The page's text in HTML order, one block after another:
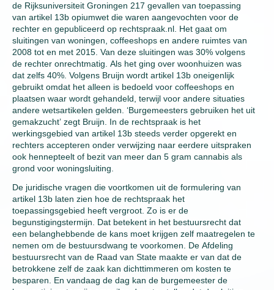
de Rijksuniversiteit Groningen 217 gevallen van toepassing
van artikel 13b opiumwet die waren aangevochten voor de
rechter en gepubliceerd op rechtspraak.nl. Het gaat om
sluitingen van woningen, coffeeshops en andere ruimtes van
2008 tot en met 2015. Van deze sluitingen was 30% volgens
de rechter onrechtmatig. Als het ging over woonhuizen was
dat zelfs 40%. Volgens Bruijn wordt artikel 13b oneigenlijk
gebruikt omdat het alleen is bedoeld voor coffeeshops en
plaatsen waar wordt gehandeld, terwijl voor andere situaties
andere wetsartikelen gelden. ‘Burgemeesters gebruiken het uit
gemakzucht’ zegt Bruijn. In de rechtspraak is het
werkingsgebied van artikel 13b steeds verder opgerekt en
rechters accepteren onder verwijzing naar eerdere uitspraken
ook hennepteelt of bezit van meer dan 5 gram cannabis als
grond voor woningsluiting.
De juridische vragen die voortkomen uit de formulering van
artikel 13b laten zien hoe de rechtspraak het
toepassingsgebied heeft vergroot. Zo is er de
begunstigingstermijn. Dat betekent in het bestuursrecht dat
een belanghebbende de kans moet krijgen zelf maatregelen te
nemen om de bestuursdwang te voorkomen. De Afdeling
bestuursrecht van de Raad van State maakte er van dat de
betrokkene zelf de zaak kan dichttimmeren om kosten te
besparen. En vandaag de dag kan de burgemeester de